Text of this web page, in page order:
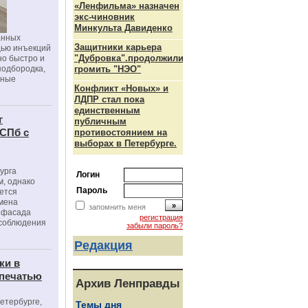
инъекций
быстро и
с
однако
фасада
в
«Ленфильма» назначен
экс-чиновник
Минкульта Давиденко
Защитники карьера
"Дубровка".продолжили
громить "НЭО"
Конфликт «Новых» и
ЛДПР стал пока
единственным
публичным
противостоянием на
выборах в Петербурге.
Логин
Пароль
запомнить меня
регистрация
забыли пароль?
Редакция
Архив Ленправды
Темы дня